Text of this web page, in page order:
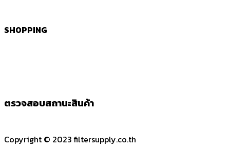
SHOPPING
ตรวจสอบสถานะสินค้า
Copyright © 2023 filtersupply.co.th